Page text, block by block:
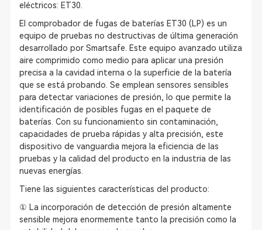
eléctricos: ET30.
El comprobador de fugas de baterías ET30 (LP) es un
equipo de pruebas no destructivas de última generación
desarrollado por Smartsafe. Este equipo avanzado utiliza
aire comprimido como medio para aplicar una presión
precisa a la cavidad interna o la superficie de la batería
que se está probando. Se emplean sensores sensibles
para detectar variaciones de presión, lo que permite la
identificación de posibles fugas en el paquete de
baterías. Con su funcionamiento sin contaminación,
capacidades de prueba rápidas y alta precisión, este
dispositivo de vanguardia mejora la eficiencia de las
pruebas y la calidad del producto en la industria de las
nuevas energías.
Tiene las siguientes características del producto:
① La incorporación de detección de presión altamente
sensible mejora enormemente tanto la precisión como la